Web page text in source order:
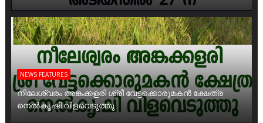
NEWS FEATURES
നീലേശ്വരം അങ്കക്കളരി ശ്രീ വേട്ടക്കൊരുമകൻ ക്ഷേത്ര
നെൽകൃഷി വിളവെടുത്തു